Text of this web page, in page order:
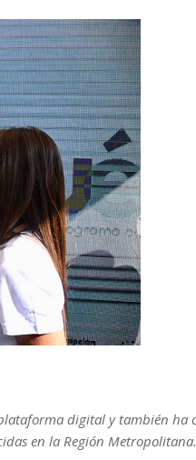
digital y también ha
en la Región Metropolitana.